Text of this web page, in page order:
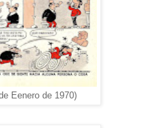
Eenero de 1970)